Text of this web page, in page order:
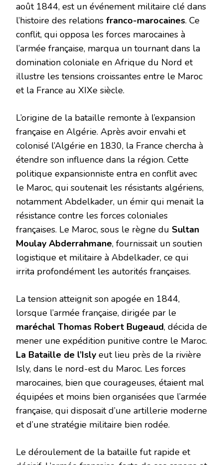
août 1844, est un événement militaire clé dans
l’histoire des relations franco-marocaines. Ce
conflit, qui opposa les forces marocaines à
l’armée française, marqua un tournant dans la
domination coloniale en Afrique du Nord et
illustre les tensions croissantes entre le Maroc
et la France au XIXe siècle.
L’origine de la bataille remonte à l’expansion
française en Algérie. Après avoir envahi et
colonisé l’Algérie en 1830, la France chercha à
étendre son influence dans la région. Cette
politique expansionniste entra en conflit avec
le Maroc, qui soutenait les résistants algériens,
notamment Abdelkader, un émir qui menait la
résistance contre les forces coloniales
françaises. Le Maroc, sous le règne du Sultan
Moulay Abderrahmane, fournissait un soutien
logistique et militaire à Abdelkader, ce qui
irrita profondément les autorités françaises.
La tension atteignit son apogée en 1844,
lorsque l’armée française, dirigée par le
maréchal Thomas Robert Bugeaud, décida de
mener une expédition punitive contre le Maroc.
La Bataille de l’Isly eut lieu près de la rivière
Isly, dans le nord-est du Maroc. Les forces
marocaines, bien que courageuses, étaient mal
équipées et moins bien organisées que l’armée
française, qui disposait d’une artillerie moderne
et d’une stratégie militaire bien rodée.
Le déroulement de la bataille fut rapide et